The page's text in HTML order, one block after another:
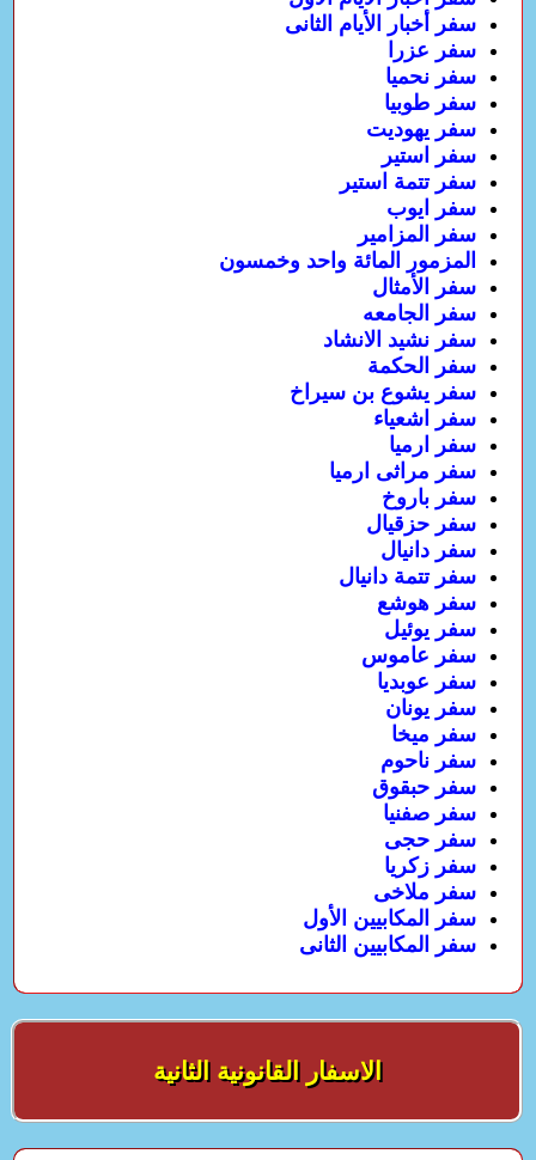
سفر أخبار الأيام الثانى
سفر عزرا
سفر نحميا
سفر طوبيا
سفر يهوديت
سفر استير
سفر تتمة استير
سفر ايوب
سفر المزامير
المزمور المائة واحد وخمسون
سفر الأمثال
سفر الجامعه
سفر نشيد الانشاد
سفر الحكمة
سفر يشوع بن سيراخ
سفر اشعياء
سفر ارميا
سفر مراثى ارميا
سفر باروخ
سفر حزقيال
سفر دانيال
سفر تتمة دانيال
سفر هوشع
سفر يوئيل
سفر عاموس
سفر عوبديا
سفر يونان
سفر ميخا
سفر ناحوم
سفر حبقوق
سفر صفنيا
سفر حجى
سفر زكريا
سفر ملاخى
سفر المكابيين الأول
سفر المكابيين الثانى
الاسفار القانونية الثانية